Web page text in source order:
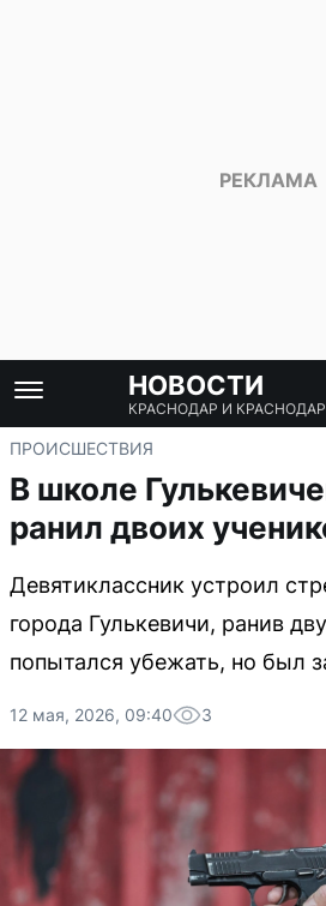
НОВОСТИ
КРАСНОДАР И
ПРОИСШЕСТВИЯ
В школе
ранил двоих
Девятиклассник устроил
города Гулькевичи, ранив
попытался убежать, но был
12 мая, 2026, 09:40 3